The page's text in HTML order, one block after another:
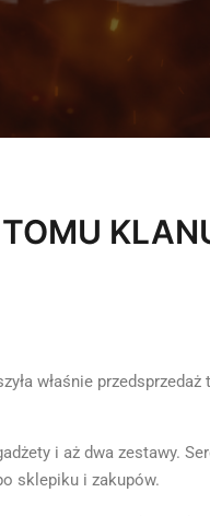
właśnie
i aż dwa zestawy.
sklepiku i zakupów.